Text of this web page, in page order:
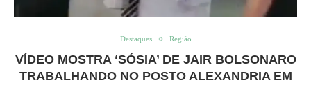
Destaques Região
VÍDEO MOSTRA ‘SÓSIA’ DE JAIR BOLSONARO
TRABALHANDO NO POSTO ALEXANDRIA EM